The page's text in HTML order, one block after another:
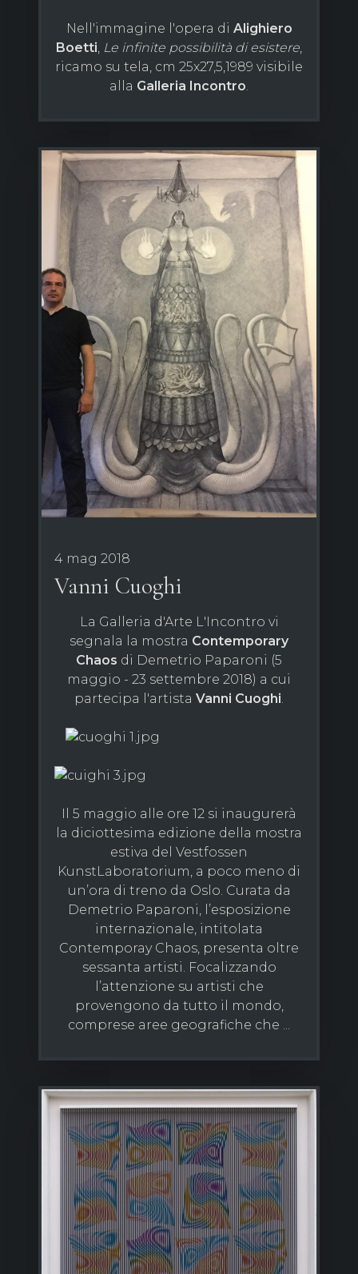
Nell'immagine l'opera di Alighiero
Boetti, Le infinite possibilità di esistere,
ricamo su tela, cm 25x27,5,1989 visibile
alla Galleria Incontro.
4 mag 2018
Vanni Cuoghi
La Galleria d'Arte L'Incontro vi
segnala la mostra Contemporary
Chaos di Demetrio Paparoni (5
maggio - 23 settembre 2018) a cui
partecipa l'artista Vanni Cuoghi
Il 5 maggio alle ore 12 si inaugurerà
la diciottesima edizione della mostra
estiva del Vestfossen
KunstLaboratorium, a poco meno di
un’ora di treno da Oslo. Curata da
Demetrio Paparoni, l’esposizione
internazionale, intitolata
Contemporay Chaos, presenta oltre
sessanta artisti. Focalizzando
l’attenzione su artisti che
provengono da tutto il mondo,
comprese aree geografiche che ...